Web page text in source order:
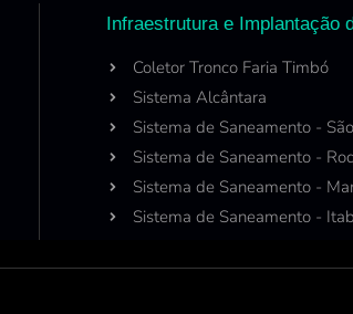
Infraestrutura e Implantação
Coletor Tronco Faria Timbó
Sistema Alcântara
Sistema de Saneamento -
Sistema de Saneamento -
Sistema de Saneamento -
Sistema de Saneamento -